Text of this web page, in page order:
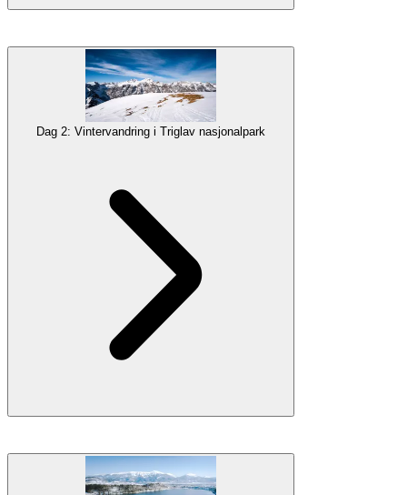
Ta deg tilBled-sjøen, et sjarmerende feriested i de slovenske Alpene
som tilbyr fantastiske utsikter over snødekte fjell og en malerisk
setting. Hvis du ankommer tidlig nok, vil vi starte dette eventyret
nattkjøring med slede, en av de mest spennende måtene å
oppleve vinteren på.
Dag 2: Vintervandring i Triglav nasjonalpark
PokljukaTriglav nasjonalpark. De frodige furuskogene gir vakker
natur, og området er et flott utgangspunkt for
mot høyere topper iJuliske Alper, samt enklere stier rundt platået.